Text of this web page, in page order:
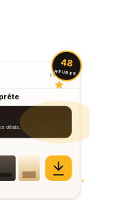
il y a 2 min
délais.
48
HEURES